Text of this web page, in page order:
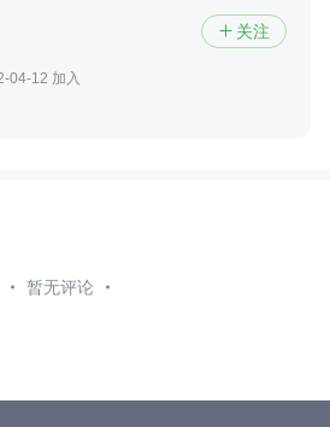
 关注
04-12 加入
暂无评论